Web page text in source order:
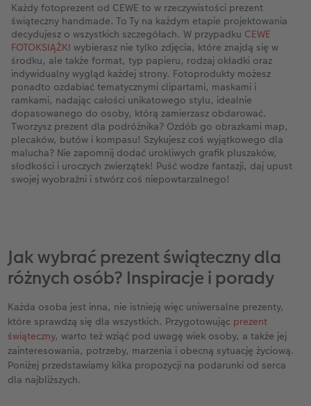
Każdy fotoprezent od CEWE to w rzeczywistości prezent
świąteczny handmade. To Ty na każdym etapie projektowania
decydujesz o wszystkich szczegółach. W przypadku CEWE
FOTOKSIĄŻKI wybierasz nie tylko zdjęcia, które znajdą się w
środku, ale także format, typ papieru, rodzaj okładki oraz
indywidualny wygląd każdej strony. Fotoprodukty możesz
ponadto ozdabiać tematycznymi clipartami, maskami i
ramkami, nadając całości unikatowego stylu, idealnie
dopasowanego do osoby, którą zamierzasz obdarować.
Tworzysz prezent dla podróżnika? Ozdób go obrazkami map,
plecaków, butów i kompasu! Szykujesz coś wyjątkowego dla
malucha? Nie zapomnij dodać urokliwych grafik pluszaków,
słodkości i uroczych zwierzątek! Puść wodze fantazji, daj upust
swojej wyobraźni i stwórz coś niepowtarzalnego!
Jak wybrać prezent świąteczny dla
różnych osób? Inspiracje i porady
Każda osoba jest inna, nie istnieją więc uniwersalne prezenty,
które sprawdzą się dla wszystkich. Przygotowując prezent
świąteczny, warto też wziąć pod uwagę wiek osoby, a także jej
zainteresowania, potrzeby, marzenia i obecną sytuację życiową.
Poniżej przedstawiamy kilka propozycji na podarunki od serca
dla najbliższych.